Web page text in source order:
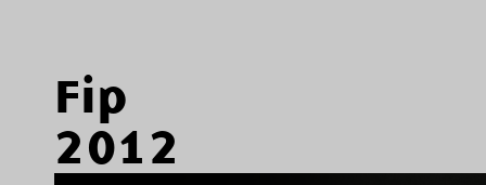
Fip
2012